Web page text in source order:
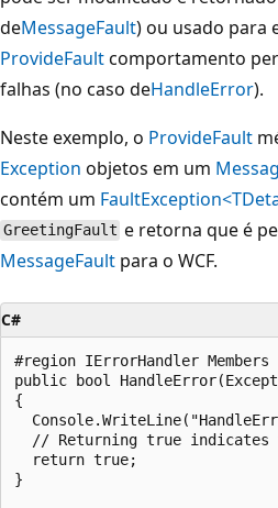
deMessageFault) ou usado para
ProvideFaultcomportamento
falhas (no caso deHandleError).
Neste exemplo, o ProvideFault
Exception objetos em um
contém um
GreetingFault e retorna que é
MessageFault para o WCF.
C#
#region IErrorHandler Members
public bool
{
// Returning true
  return true;
}